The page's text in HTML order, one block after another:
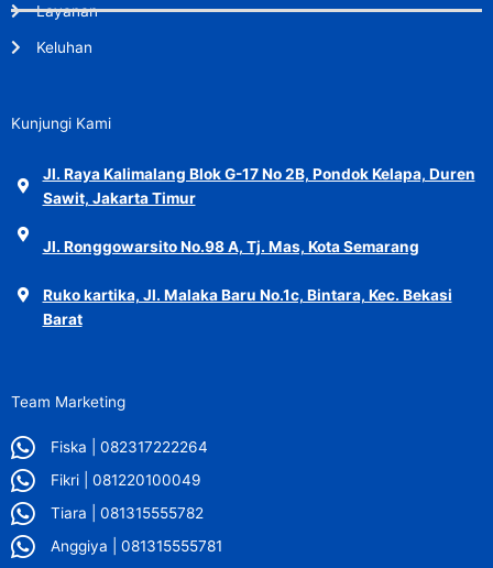
Layanan
Keluhan
Kunjungi Kami
Jl. Raya Kalimalang Blok G-17 No 2B, Pondok Kelapa, Duren
Sawit, Jakarta Timur
Jl. Ronggowarsito No.98 A, Tj. Mas, Kota Semarang
Ruko kartika, Jl. Malaka Baru No.1c, Bintara, Kec. Bekasi
Barat
Team Marketing
Fiska | 082317222264
Fikri | 081220100049
Tiara | 081315555782
Anggiya | 081315555781